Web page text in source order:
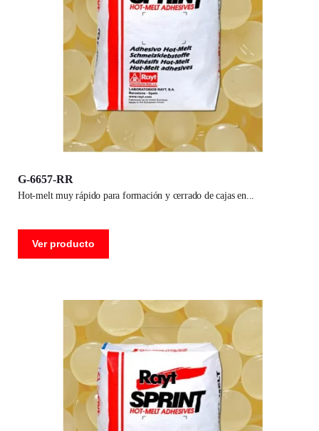
G-6657-RR
hot-melt muy rápido para formación y cerrado de cajas en
Ver producto